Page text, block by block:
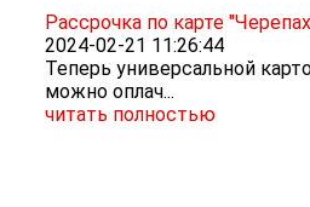
Рассрочка по карте
2024-02-21 11:26:44
Теперь универсальной
можно оплач...
читать полностью